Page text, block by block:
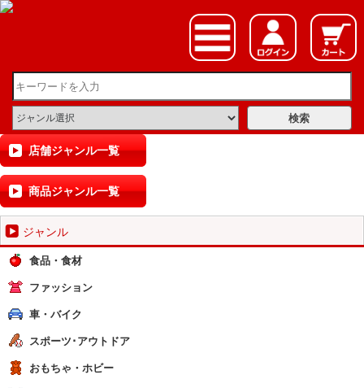
店舗ジャンル一覧
商品ジャンル一覧
ジャンル
食品・食材
ファッション
車・バイク
スポーツ･アウトドア
おもちゃ・ホビー